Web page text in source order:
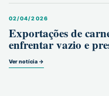
02/04/2026
Exportações de
enfrentar vazio e
Ver notícia →